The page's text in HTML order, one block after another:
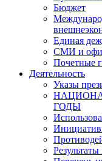
Бюджет
Единая
СМИ и
Почетные
Деятельность
Указы
ГОДЫ